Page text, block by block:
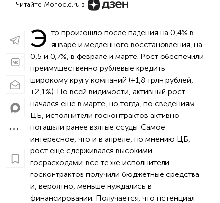
Читайте Monocle.ru в
Э то произошло после падения на 0,4% в
январе и медленного восстановления, на
0,5 и 0,7%, в феврале и марте. Рост обеспечили
преимущественно рублевые кредиты
широкому кругу компаний (+1,8 трлн рублей,
+2,1%). По всей видимости, активный рост
начался еще в марте, но тогда, по сведениям
ЦБ, исполнители госконтрактов активно
погашали ранее взятые ссуды. Самое
интересное, что и в апреле, по мнению ЦБ,
рост еще сдерживался высокими
госрасходами: все те же исполнители
госконтрактов получили бюджетные средства
и, вероятно, меньше нуждались в
финансировании. Получается, что потенциал